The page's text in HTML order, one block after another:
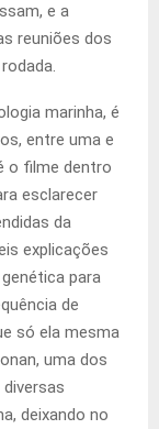
e a
reuniões dos
marinha, é
entre uma e
o filme dentro
esclarecer
da
explicações
para
de
só ela mesma
uma dos
deixando no